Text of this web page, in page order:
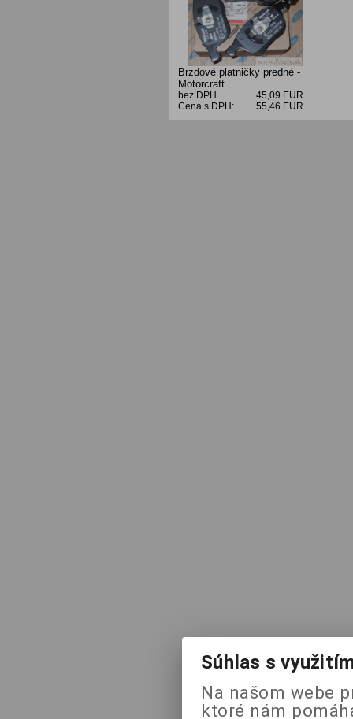
Brzdové platničky predné -
Motorcraft
bez DPH
45,09 EUR
Cena s DPH:
55,46 EUR
Súhlas s
Na našom webe
ktoré nám